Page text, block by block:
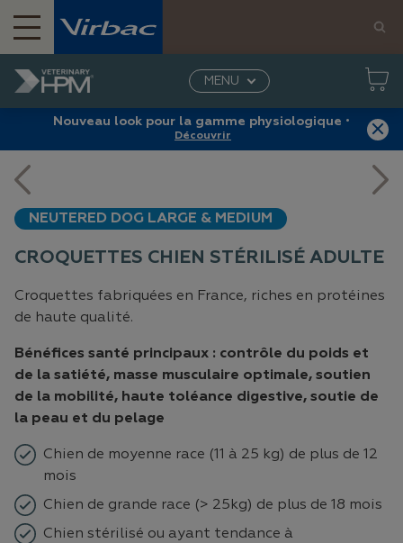
Home Produits Croquettes chien stérilisé adulte
MENU
Nouveau look pour la gamme physiologique •
Découvrir
NEUTERED DOG LARGE & MEDIUM
CROQUETTES CHIEN STÉRILISÉ ADULTE
Croquettes fabriquées en France, riches en protéines
de haute qualité.
Bénéfices santé principaux : contrôle du poids et
de la satiété, masse musculaire optimale, soutien
de la mobilité, haute toléance digestive, soutie de
la peau et du pelage
Chien de moyenne race (11 à 25 kg) de plus de 12
mois
Chien de grande race (> 25kg) de plus de 18 mois
Chien stérilisé ou ayant tendance à